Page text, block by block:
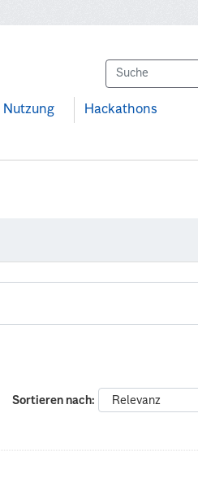
Nutzung Hackathons
Sortieren nach